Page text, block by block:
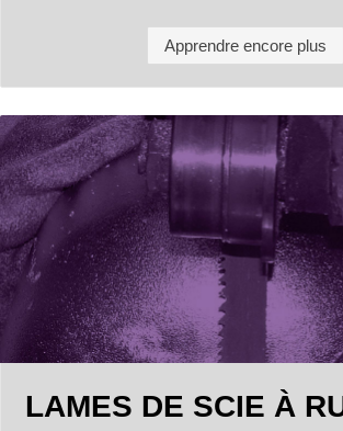
Apprendre encore plus
LAMES DE SCIE À